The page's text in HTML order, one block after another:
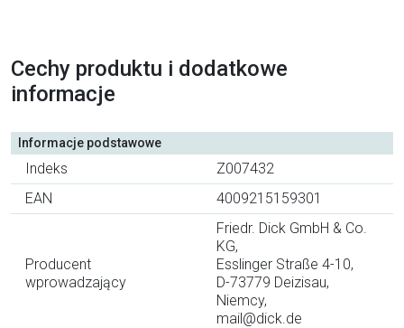
Cechy produktu i dodatkowe
informacje
Informacje podstawowe
Indeks
Z007432
EAN
4009215159301
Producent
wprowadzający
Friedr. Dick GmbH & Co.
KG,
Esslinger Straße 4-10,
D-73779 Deizisau,
Niemcy,
mail@dick.de